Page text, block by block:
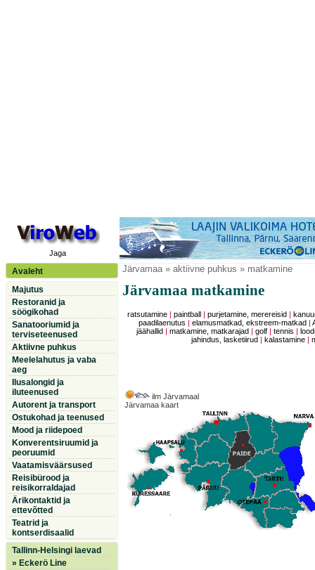
Jaga
Avaleht
Majutus
Restoranid ja
söögikohad
Sanatooriumid ja
terviseteenused
Aktiivne puhkus
Meelelahutus ja vaba
aeg
Ilusalongid ja
iluteenused
Autorent ja transport
Ostukohad ja teenused
Mood ja riidepoed
Konverentsiruumid ja
peoruumid
Vaatamisväärsused
Reisibürood ja
reisikorraldajad
Ärikontaktid ja
ettevõtted
Teatrid ja
kontserdisaalid
Tallinn-Helsingi laevad
» Eckerö Line
Järvamaa» aktiivne puhkus » matkamine
Järvamaa matkamine
ratsutamine| paintball purjetamine, merereisid
paadilaenutus
|elamusmatkad, ekstreem-matkad |
jäähallid
matkamine, matkarajad golf| tennis
jahindus, lasketiirud
kalastamine |
ilm Järvamaal
Järvamaa kaart